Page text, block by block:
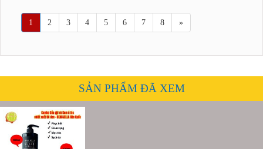
1 2 3 4 5 6 7 8 »
SẢN PHẨM ĐÃ XEM